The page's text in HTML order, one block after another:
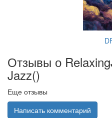
Отзывы о
Jazz()
Еще отзывы
Написать комментарий